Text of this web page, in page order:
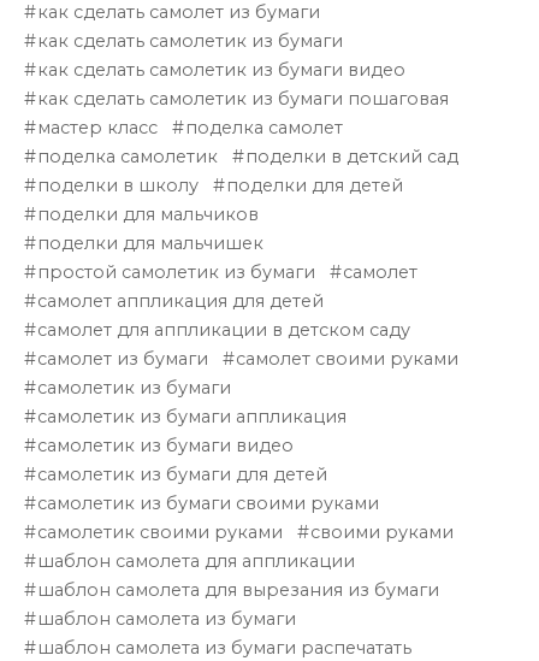
как сделать самолет из бумаги
как сделать самолетик из бумаги
как сделать самолетик из бумаги видео
как сделать самолетик из бумаги пошаговая
мастер класс
поделка самолет
поделка самолетик
поделки в детский сад
поделки в школу
поделки для детей
поделки для мальчиков
поделки для мальчишек
простой самолетик из бумаги
самолет
самолет аппликация для детей
самолет для аппликации в детском саду
самолет из бумаги
самолет своими руками
самолетик из бумаги
самолетик из бумаги аппликация
самолетик из бумаги видео
самолетик из бумаги для детей
самолетик из бумаги своими руками
самолетик своими руками
своими руками
шаблон самолета для аппликации
шаблон самолета для вырезания из бумаги
шаблон самолета из бумаги
шаблон самолета из бумаги распечатать